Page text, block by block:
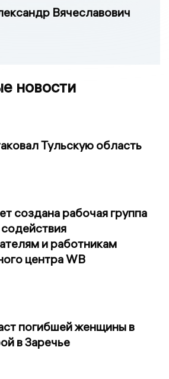
Вячеславович
новости
Тульскую область
создана рабочая группа
и работникам
центра WB
погибшей женщины в
в Заречье